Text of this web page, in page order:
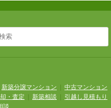
新築分譲マンション 中古マンション
・査定 新築相談 引越し見積もり
談